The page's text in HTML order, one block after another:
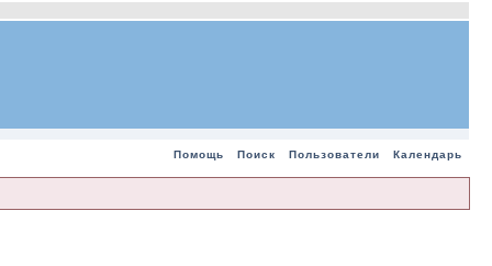
Помощь Поиск Пользователи Календарь